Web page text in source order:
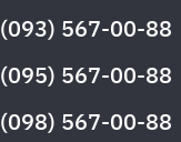
(093) 567-00-88
(095) 567-00-88
(098) 567-00-88